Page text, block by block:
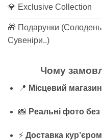
💎 Exclusive Collection
🎁 Подарунки
Сувеніри..)
Чому
📍 Місцевий
📸 Реальні фото
⚡ Доставка